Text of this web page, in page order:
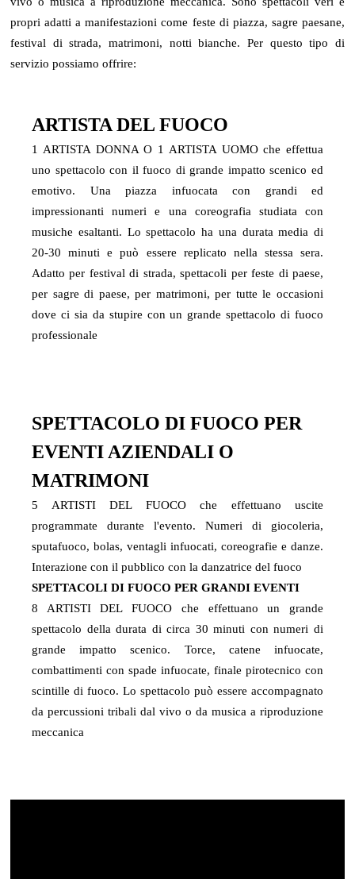
propri adatti a manifestazioni come feste di piazza, sagre paesane,
festival di strada, matrimoni, notti bianche. Per questo tipo di
servizio possiamo offrire:
ARTISTA DEL FUOCO
1 ARTISTA DONNA O 1 ARTISTA UOMO che effettua
uno spettacolo con il fuoco di grande impatto scenico ed
emotivo. Una piazza infuocata con grandi ed
impressionanti numeri e una coreografia studiata con
musiche esaltanti. Lo spettacolo ha una durata media di
20-30 minuti e può essere replicato nella stessa sera.
Adatto per festival di strada, spettacoli per feste di paese,
per sagre di paese, per matrimoni, per tutte le occasioni
dove ci sia da stupire con un grande spettacolo di fuoco
professionale
SPETTACOLO DI FUOCO PER
EVENTI AZIENDALI O
MATRIMONI
5 ARTISTI DEL FUOCO che effettuano uscite
programmate durante l'evento. Numeri di giocoleria,
sputafuoco, bolas, ventagli infuocati, coreografie e danze.
Interazione con il pubblico con la danzatrice del fuoco
SPETTACOLI DI FUOCO PER GRANDI EVENTI
8 ARTISTI DEL FUOCO che effettuano un grande
spettacolo della durata di circa 30 minuti con numeri di
grande impatto scenico. Torce, catene infuocate,
combattimenti con spade infuocate, finale pirotecnico con
scintille di fuoco. Lo spettacolo può essere accompagnato
da percussioni tribali dal vivo o da musica a riproduzione
meccanica